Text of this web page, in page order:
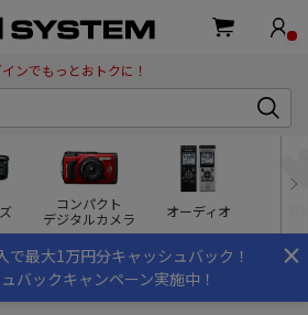
ンでもっとおトクに！
コンパクト
デジタルカメラ
オーディオ
×
で最大1万円分キャッシュバック！
バックキャンペーン実施中！